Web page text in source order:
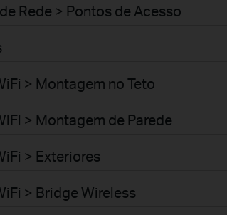
Rede > Pontos de Acesso
> Montagem no Teto
> Montagem de Parede
> Exteriores
> Bridge Wireless